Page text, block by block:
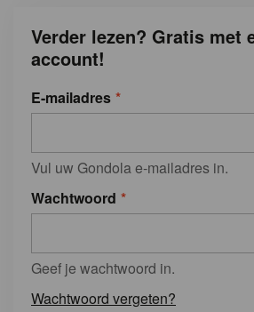
Verder lezen? Gratis met
account!
E-mailadres
Vul uw Gondola e-mailadres in.
Wachtwoord
Geef je wachtwoord in.
Wachtwoord vergeten?